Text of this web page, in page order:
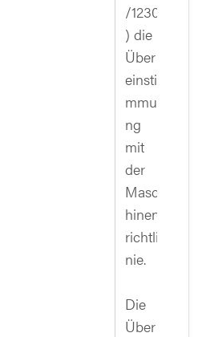
/1230
) die
Über
einsti
mmu
ng
mit
der
Masc
hinen
richtli
nie.
Die
Über